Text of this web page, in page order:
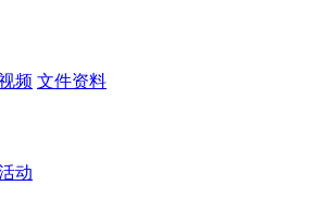
频 文件资料
动